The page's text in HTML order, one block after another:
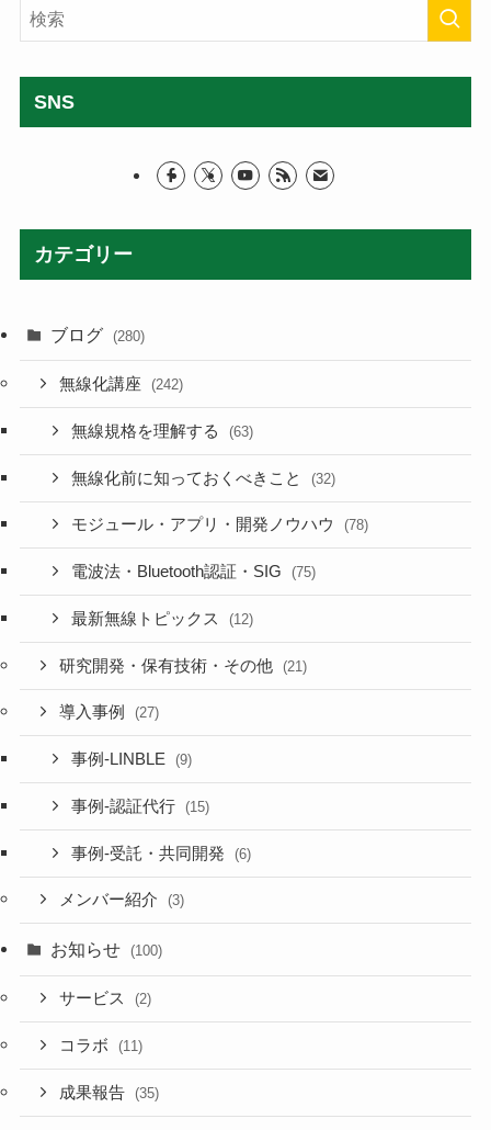
SNS
カテゴリー
ブログ (280)
無線化講座 (242)
無線規格を理解する (63)
無線化前に知っておくべきこと (32)
モジュール・アプリ・開発ノウハウ (78)
電波法・Bluetooth認証・SIG (75)
最新無線トピックス (12)
研究開発・保有技術・その他 (21)
導入事例 (27)
事例-LINBLE (9)
事例-認証代行 (15)
事例-受託・共同開発 (6)
メンバー紹介 (3)
お知らせ (100)
サービス (2)
コラボ (11)
成果報告 (35)